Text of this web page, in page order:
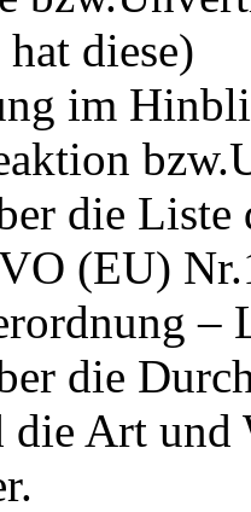
diese)
im
die
(EU)
–
die
Art und